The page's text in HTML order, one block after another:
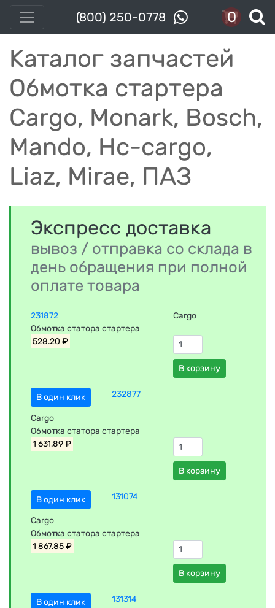
(800) 250-0778 0
Каталог запчастей
Обмотка стартера
Cargo, Monark, Bosch,
Mando, Hc-cargo,
Liaz, Mirae, ПАЗ
Экспресс доставка
вывоз / отправка со склада в
день обращения при полной
оплате товара
231872
Cargo
Обмотка статора стартера
528.20 ₽
В корзину
В один клик 232877
Cargo
Обмотка статора стартера
1 631.89 ₽
В корзину
В один клик 131074
Cargo
Обмотка статора стартера
1 867.85 ₽
В корзину
В один клик 131314